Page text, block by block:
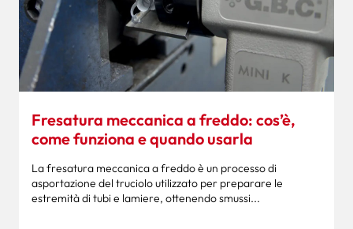
Fresatura meccanica a freddo: cos’è,
come funziona e quando usarla
La fresatura meccanica a freddo è un processo di
asportazione del truciolo utilizzato per preparare le
estremità di tubi e lamiere, ottenendo smussi...